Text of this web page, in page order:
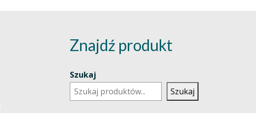
Znajdź produkt
Szukaj
Szukaj